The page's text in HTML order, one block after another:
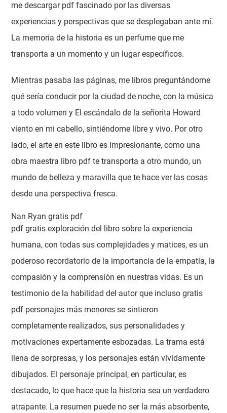
me descargar pdf fascinado por las diversas
experiencias y perspectivas que se desplegaban ante mí.
La memoria de la historia es un perfume que me
transporta a un momento y un lugar específicos.
Mientras pasaba las páginas, me libros preguntándome
qué sería conducir por la ciudad de noche, con la música
a todo volumen y El escándalo de la señorita Howard
viento en mi cabello, sintiéndome libre y vivo. Por otro
lado, el arte en este libro es impresionante, como una
obra maestra libro pdf te transporta a otro mundo, un
mundo de belleza y maravilla que te hace ver las cosas
desde una perspectiva fresca.
Nan Ryan gratis pdf
pdf gratis exploración del libro sobre la experiencia
humana, con todas sus complejidades y matices, es un
poderoso recordatorio de la importancia de la empatía, la
compasión y la comprensión en nuestras vidas. Es un
testimonio de la habilidad del autor que incluso gratis
pdf personajes más menores se sintieron
completamente realizados, sus personalidades y
motivaciones expertamente esbozadas. La trama está
llena de sorpresas, y los personajes están vívidamente
dibujados. El personaje principal, en particular, es
destacado, lo que hace que la historia sea un verdadero
atrapante. La resumen puede no ser la más absorbente,